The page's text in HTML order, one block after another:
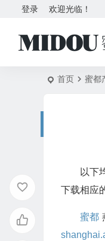
欢迎光临！
登录
首页 蜜都
以下
下载相应
蜜都